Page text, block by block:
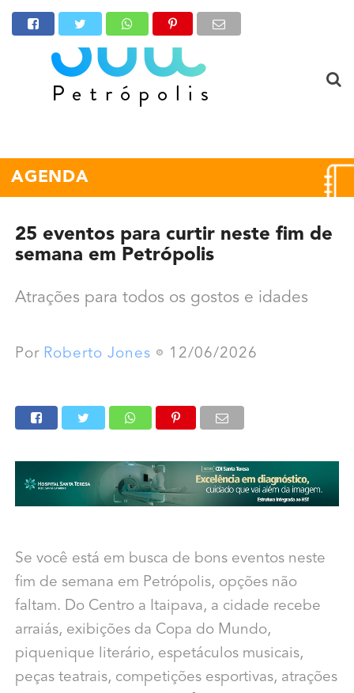
AGENDA
25 eventos para curtir neste fim de
semana em Petrópolis
Atrações para todos os gostos e idades
Por Roberto Jones 12/06/2026
Se você está em busca de bons eventos neste
fim de semana em Petrópolis, opções não
faltam. Do Centro a Itaipava, a cidade recebe
arraiás, exibições da Copa do Mundo,
piquenique literário, espetáculos musicais,
peças teatrais, competições esportivas, atrações